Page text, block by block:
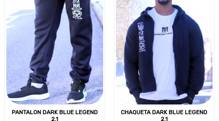
PANTALON DARK BLUE LEGEND
2.1
CHAQUETA DARK BLUE LEGEND
2.1